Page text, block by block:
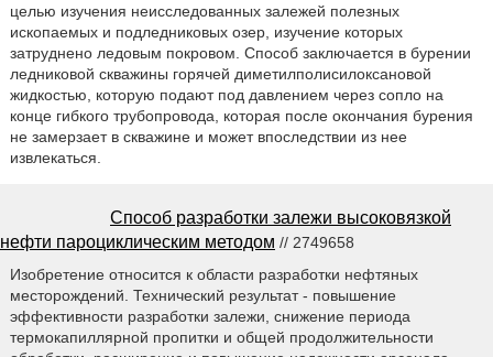
целью изучения неисследованных залежей полезных
ископаемых и подледниковых озер, изучение которых
затруднено ледовым покровом. Способ заключается в бурении
ледниковой скважины горячей диметилполисилоксановой
жидкостью, которую подают под давлением через сопло на
конце гибкого трубопровода, которая после окончания бурения
не замерзает в скважине и может впоследствии из нее
извлекаться.
Способ разработки залежи высоковязкой
нефти пароциклическим методом // 2749658
Изобретение относится к области разработки нефтяных
месторождений. Технический результат - повышение
эффективности разработки залежи, снижение периода
термокапиллярной пропитки и общей продолжительности